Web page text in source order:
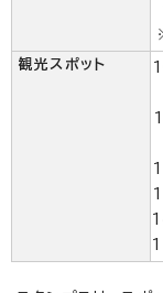
観光スポット